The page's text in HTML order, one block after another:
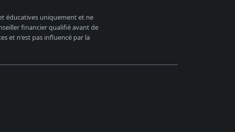
éducatives uniquement et ne
financier qualifié avant de
et n'est pas influencé par la